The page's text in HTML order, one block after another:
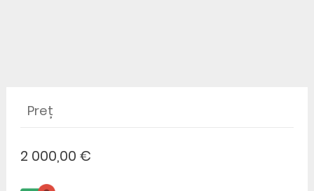
Preț
2 000,00 €